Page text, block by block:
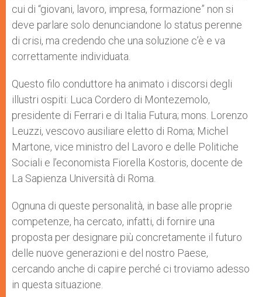
cui di “giovani, lavoro, impresa, formazione” non si
deve parlare solo denunciandone lo status perenne
di crisi, ma credendo che una soluzione c’è e va
correttamente individuata.
Questo filo conduttore ha animato i discorsi degli
illustri ospiti: Luca Cordero di Montezemolo,
presidente di Ferrari e di Italia Futura; mons. Lorenzo
Leuzzi, vescovo ausiliare eletto di Roma; Michel
Martone, vice ministro del Lavoro e delle Politiche
Sociali e l’economista Fiorella Kostoris, docente de
La Sapienza Università di Roma.
Ognuna di queste personalità, in base alle proprie
competenze, ha cercato, infatti, di fornire una
proposta per designare più concretamente il futuro
delle nuove generazioni e del nostro Paese,
cercando anche di capire perché ci troviamo adesso
in questa situazione.